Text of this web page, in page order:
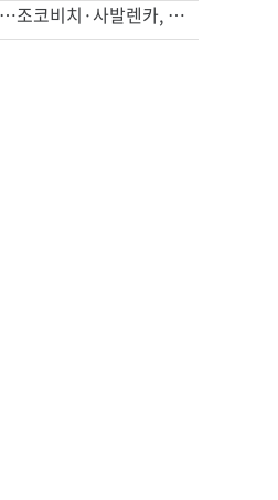
“단식경기도 벅찬데”…조코비치·사발렌카, 혼합복식 뛰는 속내